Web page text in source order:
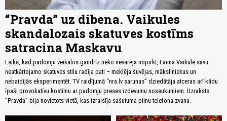
“Pravda” uz dibena. Vaikules
skandalozais skatuves kostīms
satracina Maskavu
Laikā, kad padomju veikalos gandrīz neko nevarēja nopirkt, Laima Vaikule savu
neatkārtojamo skatuves stilu radīja pati – meklēja šuvējas, māksliniekus un
nebaidījās eksperimentēt. TV raidījumā “nra.lv sarunas” dziedātāja atceras arī kādu
īpaši provokatīvu kostīmu ar padomju preses izdevumu nosaukumiem. Uzraksts
“Pravda” bija novietots vietā, kas izraisīja sašutuma pilnu telefona zvanu.